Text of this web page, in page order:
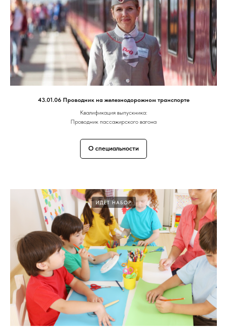
43.01.06 Проводник на железнодорожном транспорте
Квалификация выпускника:
Проводник пассажирского вагона
О специальности
ИДЁТ НАБОР